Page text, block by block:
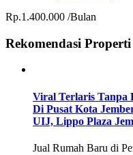
Rp.1.400.000 /Bulan
Rekomendasi Properti
Viral Terlaris Tanpa
Di Pusat Kota
UIJ, Lippo Plaza
Jual Rumah Baru di